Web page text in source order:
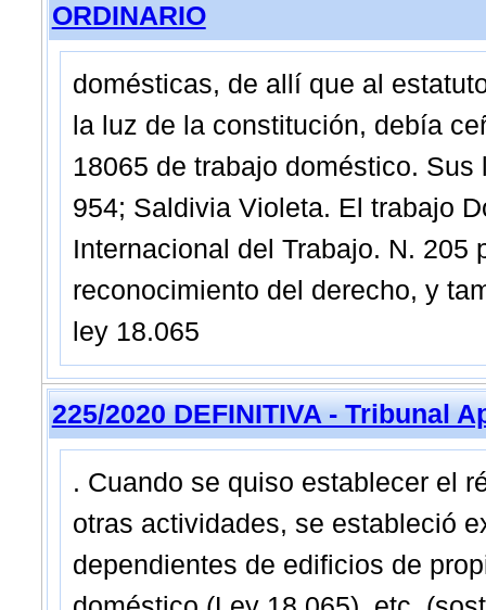
ORDINARIO
domésticas, de allí que al
la luz de la constitución, debía
18065 de trabajo doméstico.
954; Saldivia Violeta. El trabajo
Internacional del Trabajo. N. 205
reconocimiento del derecho, y
ley 18.065
225/2020 DEFINITIVA - Tribunal
. Cuando se quiso establecer el
otras actividades, se estableció
dependientes de edificios de